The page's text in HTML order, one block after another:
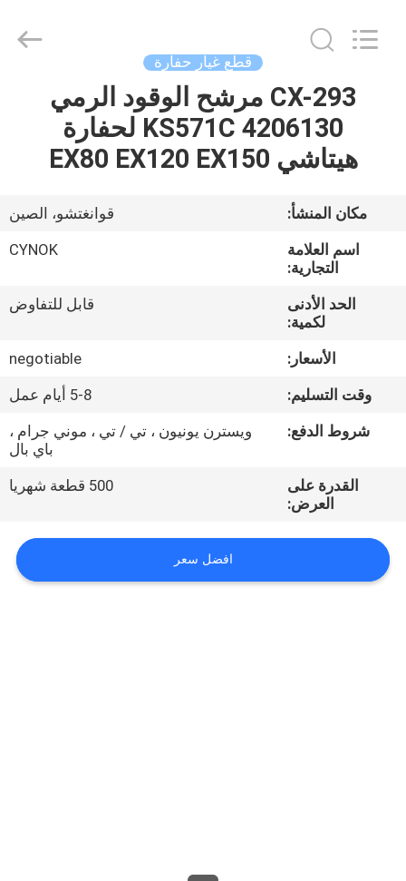
منزل،
معلومات
المعمل
الجودة
اتصل
بنا
قطع غيار حفارة
CX-293 مرشح الوقود الرمي
KS571C 4206130 لحفارة
هيتاشي EX80 EX120 EX150
مكان المنشأ:
قوانغتشو، الصين
اسم العلامة
التجارية:
CYNOK
الحد الأدنى
لكمية:
قابل للتفاوض
الأسعار:
negotiable
وقت التسليم:
5-8 أيام عمل
شروط الدفع:
ويسترن يونيون ، تي / تي ، موني جرام ،
باي بال
القدرة على
العرض:
500 قطعة شهريا
افضل سعر